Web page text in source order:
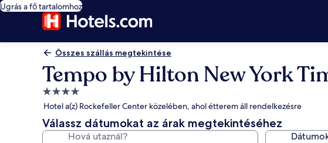
Ugrás a fő tartalomhoz
Összes szállás megtekintése
Tempo by Hilton New York
4.0
csillagos
szálláshely
Hotel a(z) Rockefeller Center közelében, ahol étterem áll rendelkezésre
Válassz dátumokat az árak megtekintéséhez
Hová utaznál?